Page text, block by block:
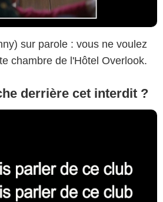
sur parole : vous ne voulez
chambre de l'Hôtel Overlook.
derrière cet interdit ?